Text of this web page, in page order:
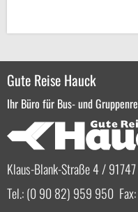
Gute Reise Hauck
Ihr Büro für Bus- und
Klaus-Blank-Straße 4 /
Tel.: (0 90 82) 959 950